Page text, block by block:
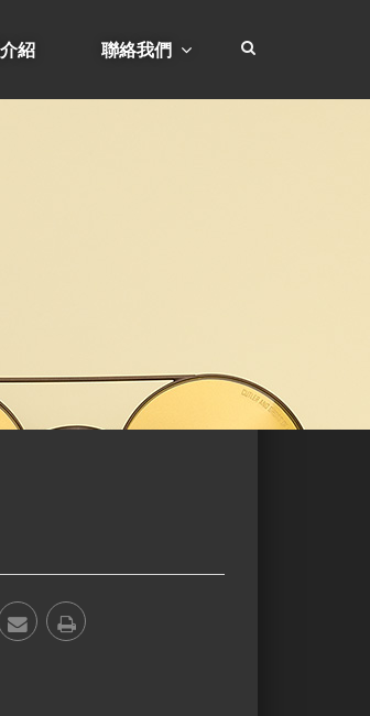
紹 聯絡我們